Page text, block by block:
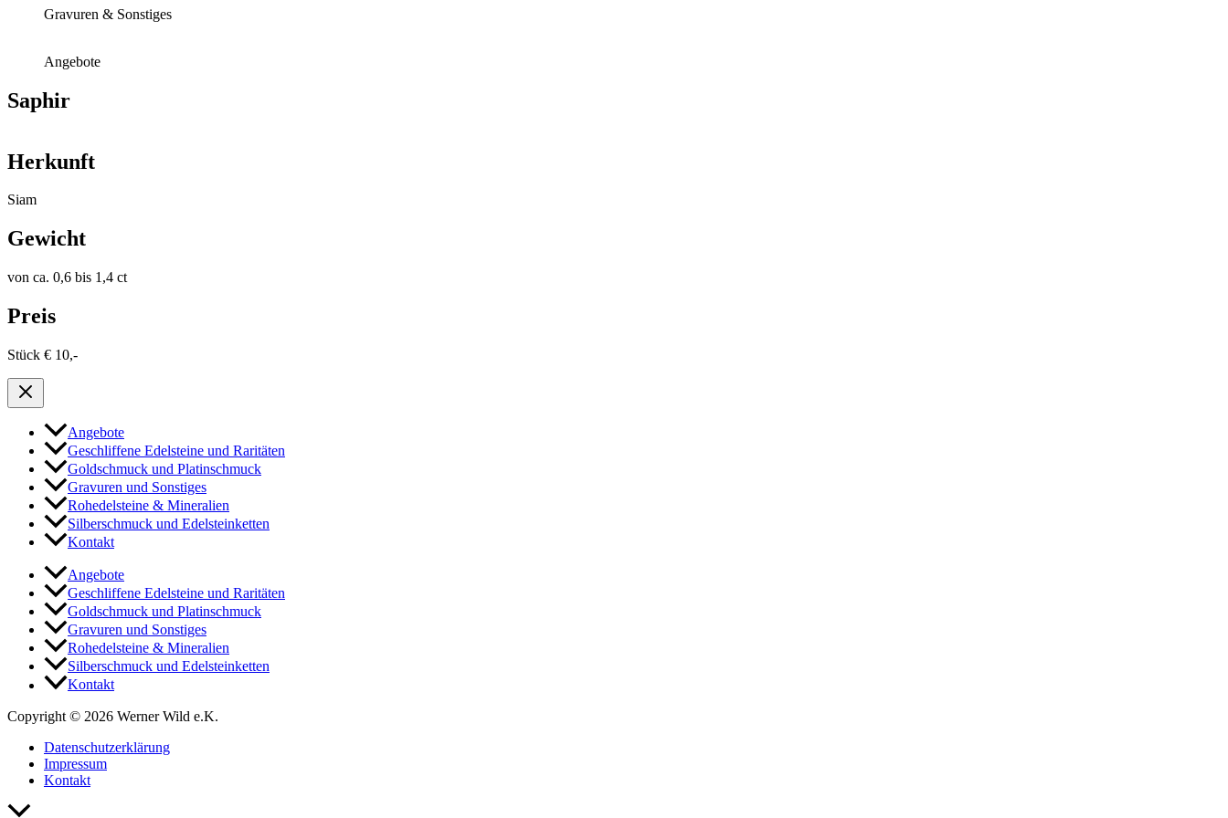
Gravuren & Sonstiges
Angebote
Saphir
Herkunft
Siam
Gewicht
von ca. 0,6 bis 1,4 ct
Preis
Stück € 10,-
Angebote
Geschliffene Edelsteine und Raritäten
Goldschmuck und Platinschmuck
Gravuren und Sonstiges
Rohedelsteine & Mineralien
Silberschmuck und Edelsteinketten
Kontakt
Angebote
Geschliffene Edelsteine und Raritäten
Goldschmuck und Platinschmuck
Gravuren und Sonstiges
Rohedelsteine & Mineralien
Silberschmuck und Edelsteinketten
Kontakt
Copyright © 2026 Werner Wild e.K.
Datenschutzerklärung
Impressum
Kontakt